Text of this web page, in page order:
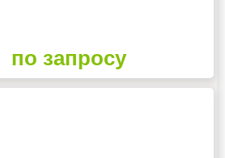
по запросу